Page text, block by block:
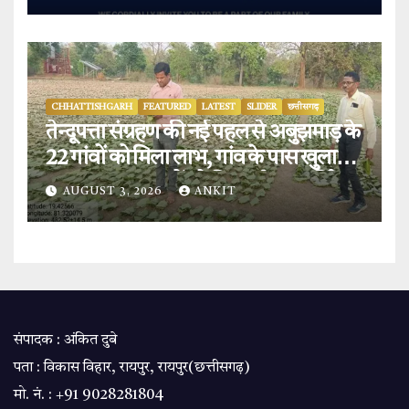
CHHATTISHGARH FEATURED LATEST SLIDER छत्तीसगढ़
तेन्दूपत्ता संग्रहण की नई पहल से अबुझमाड़ के
22 गांवों को मिला लाभ, गांव के पास खुला
फड़, 365 संग्राहकों को मिला सीधा आर्थिक
लाभ.
AUGUST 3, 2026 ANKIT
संपादक : अंकित दुबे
पता : विकास विहार, रायपुर, रायपुर(छत्तीसगढ़)
मो. नं. : +91 9028281804